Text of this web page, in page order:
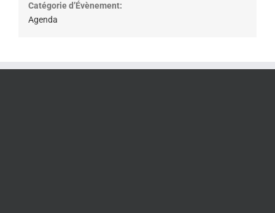
Catégorie d’Évènement:
Agenda